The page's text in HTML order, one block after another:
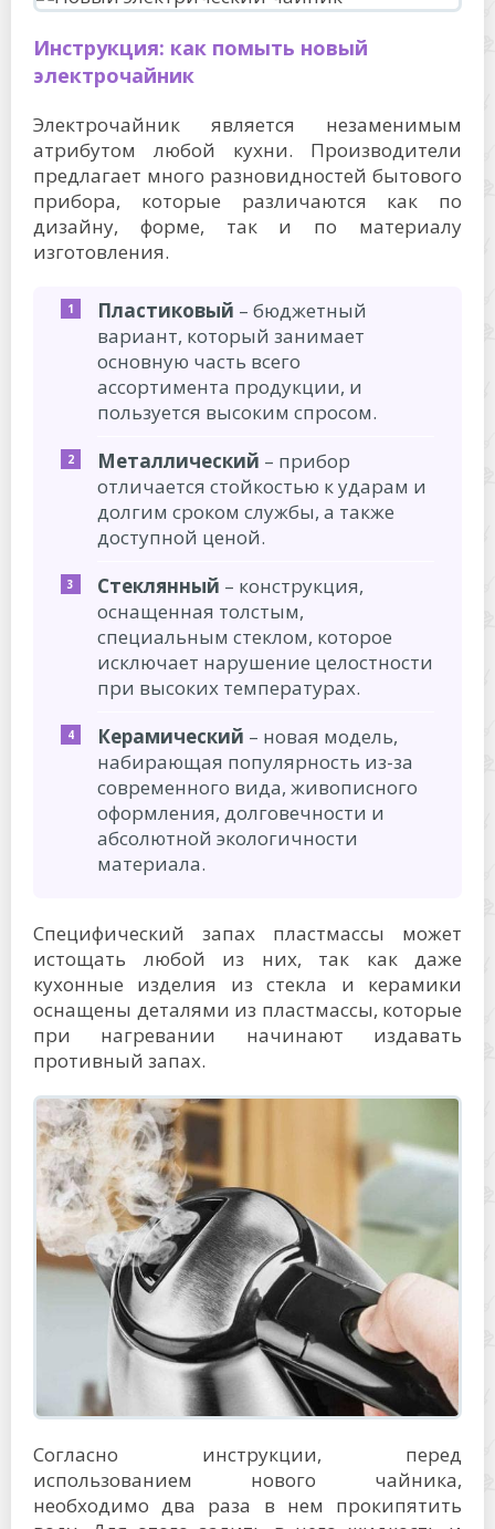
Инструкция: как помыть новый
электрочайник
Электрочайник является незаменимым
атрибутом любой кухни. Производители
предлагает много разновидностей бытового
прибора, которые различаются как по
дизайну, форме, так и по материалу
изготовления.
Пластиковый – бюджетный
вариант, который занимает
основную часть всего
ассортимента продукции, и
пользуется высоким спросом.
Металлический – прибор
отличается стойкостью к ударам и
долгим сроком службы, а также
доступной ценой.
Стеклянный – конструкция,
оснащенная толстым,
специальным стеклом, которое
исключает нарушение целостности
при высоких температурах.
Керамический – новая модель,
набирающая популярность из-за
современного вида, живописного
оформления, долговечности и
абсолютной экологичности
материала.
Специфический запах пластмассы может
истощать любой из них, так как даже
кухонные изделия из стекла и керамики
оснащены деталями из пластмассы, которые
при нагревании начинают издавать
противный запах.
Согласно инструкции, перед
использованием нового чайника,
необходимо два раза в нем прокипятить